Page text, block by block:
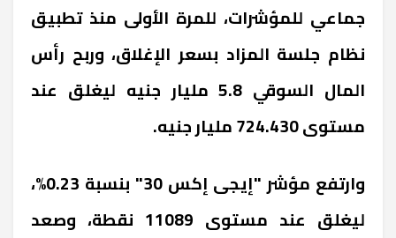
جماعي للمؤشرات، للمرة الأولى منذ تطبيق
نظام جلسة المزاد بسعر الإغلاق، وربح رأس
المال السوقي 5.8 مليار جنيه ليغلق عند
مستوى 724.430 مليار جنيه.
وارتفع مؤشر "إيجى إكس 30" بنسبة 0.23%،
ليغلق عند مستوى 11089 نقطة، وصعد